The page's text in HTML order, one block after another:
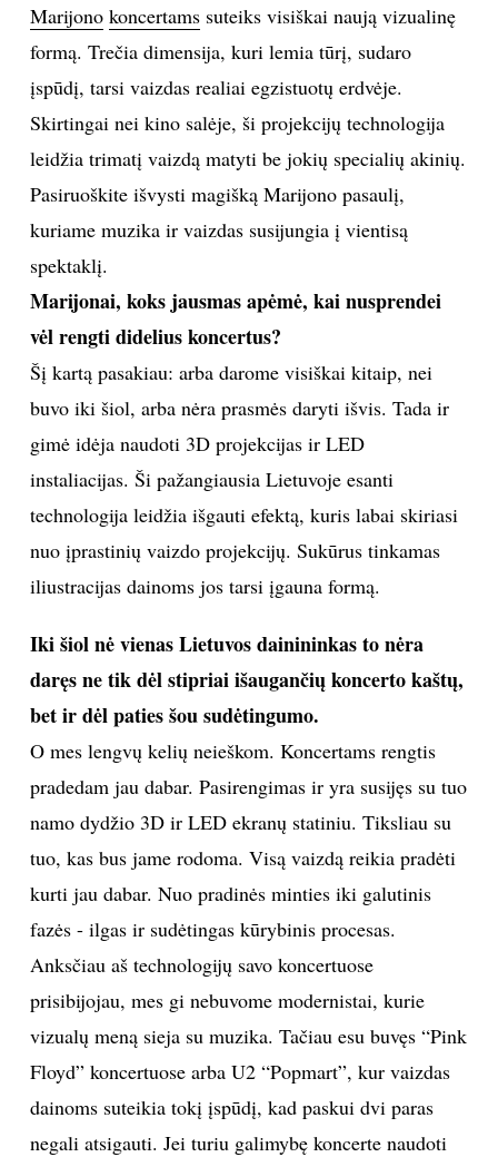
KINAS
MUZIKA
TEATRAS
SPORTAS
FOTOGRAFIJA
MENAS
ORAI
ĮDOMYBĖS
KNYGOS
INTERJERAS
NAMAI
VIRTUVĖ
VAIKAI
NELAIMĖS
KONTAKTAI
Marijono koncertamssuteiks visiškai naują vizualinę
formą. Trečia dimensija, kuri lemia tūrį, sudaro
įspūdį, tarsi vaizdas realiai egzistuotų erdvėje.
Skirtingai nei kino salėje, ši projekcijų technologija
leidžia trimatį vaizdą matyti be jokių specialių akinių.
Pasiruoškite išvysti magišką Marijono pasaulį,
kuriame muzika ir vaizdas susijungia į vientisą
spektaklį.
Marijonai, koks jausmas apėmė, kai nusprendei
vėl rengti didelius koncertus?
Šį kartą pasakiau: arba darome visiškai kitaip, nei
buvo iki šiol, arba nėra prasmės daryti išvis. Tada ir
gimė idėja naudoti 3D projekcijas ir LED
instaliacijas. Ši pažangiausia Lietuvoje esanti
technologija leidžia išgauti efektą, kuris labai skiriasi
nuo įprastinių vaizdo projekcijų. Sukūrus tinkamas
iliustracijas dainoms jos tarsi įgauna formą.
Iki šiol nė vienas Lietuvos dainininkas to nėra
daręs ne tik dėl stipriai išaugančių koncerto kaštų,
bet ir dėl paties šou sudėtingumo.
O mes lengvų kelių neieškom. Koncertams rengtis
pradedam jau dabar. Pasirengimas ir yra susijęs su tuo
namo dydžio 3D ir LED ekranų statiniu. Tiksliau su
tuo, kas bus jame rodoma. Visą vaizdą reikia pradėti
kurti jau dabar. Nuo pradinės minties iki galutinis
fazės - ilgas ir sudėtingas kūrybinis procesas.
Anksčiau aš technologijų savo koncertuose
prisibijojau, mes gi nebuvome modernistai, kurie
vizualų meną sieja su muzika. Tačiau esu buvęs “Pink
Floyd” koncertuose arba U2 “Popmart”, kur vaizdas
dainoms suteikia tokį įspūdį, kad paskui dvi paras
negali atsigauti. Jei turiu galimybę koncerte naudoti